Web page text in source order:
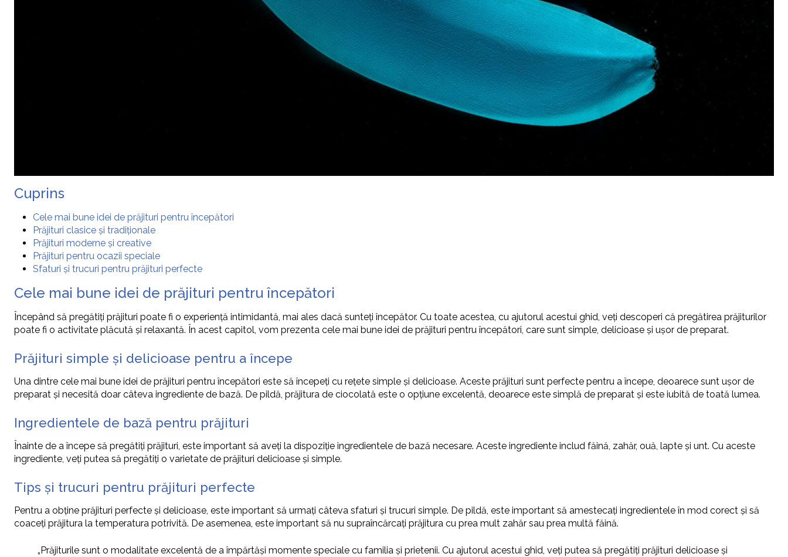
Cuprins
Cele mai bune idei de prăjituri pentru începători
Prăjituri clasice și tradiționale
Prăjituri moderne și creative
Prăjituri pentru ocazii speciale
Sfaturi și trucuri pentru prăjituri perfecte
Cele mai bune idei de prăjituri pentru începători
Începând să pregătiți prăjituri poate fi o experiență intimidantă, mai ales dacă sunteți începător. Cu toate acestea, cu ajutorul acestui ghid, veți descoperi că pregătirea prăjiturilor
poate fi o activitate plăcută și relaxantă. În acest capitol, vom prezenta cele mai bune idei de prăjituri pentru începători, care sunt simple, delicioase și ușor de preparat.
Prăjituri simple și delicioase pentru a începe
Una dintre cele mai bune idei de prăjituri pentru începători este să începeți cu rețete simple și delicioase. Aceste prăjituri sunt perfecte pentru a începe, deoarece sunt ușor de
preparat și necesită doar câteva ingrediente de bază. De pildă, prăjitura de ciocolată este o opțiune excelentă, deoarece este simplă de preparat și este iubită de toată lumea.
Ingredientele de bază pentru prăjituri
Înainte de a începe să pregătiți prăjituri, este important să aveți la dispoziție ingredientele de bază necesare. Aceste ingrediente includ făină, zahăr, ouă, lapte și unt. Cu aceste
ingrediente, veți putea să pregătiți o varietate de prăjituri delicioase și simple.
Tips și trucuri pentru prăjituri perfecte
Pentru a obține prăjituri perfecte și delicioase, este important să urmați câteva sfaturi și trucuri simple. De pildă, este important să amestecați ingredientele în mod corect și să
coaceți prăjitura la temperatura potrivită. De asemenea, este important să nu supraîncărcați prăjitura cu prea mult zahăr sau prea multă făină.
„Prăjiturile sunt o modalitate excelentă de a împărtăși momente speciale cu familia și prietenii. Cu ajutorul acestui ghid, veți putea să pregătiți prăjituri delicioase și